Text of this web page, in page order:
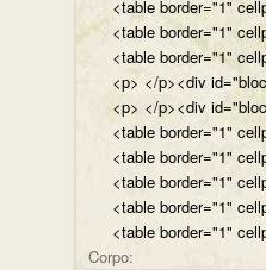
<table border="1"
<table border="1"
<table border="1"
<p> </p><div
<p> </p><div
<table border="1"
<table border="1"
<table border="1"
<table border="1"
<table border="1"
Corpo: